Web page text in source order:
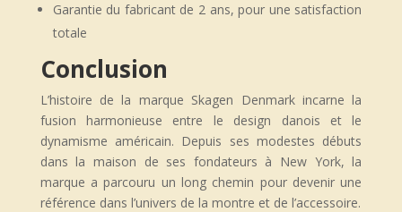
Garantie du fabricant de 2 ans, pour une satisfaction
totale
Conclusion
L’histoire de la marque Skagen Denmark incarne la
fusion harmonieuse entre le design danois et le
dynamisme américain. Depuis ses modestes débuts
dans la maison de ses fondateurs à New York, la
marque a parcouru un long chemin pour devenir une
référence dans l’univers de la montre et de l’accessoire.